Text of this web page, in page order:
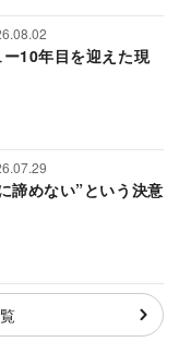
10年目を迎えた現
諦めない”という決意